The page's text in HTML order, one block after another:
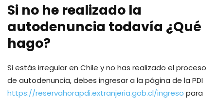
Si no he realizado la
autodenuncia todavía ¿Qué
hago?
Si estás irregular en Chile y no has realizado el proceso
de autodenuncia, debes ingresar a la página de la PDI
https://reservahorapdi.extranjeria.gob.cl/ingreso para